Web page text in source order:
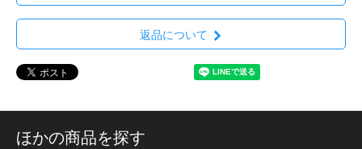
返品について
ほかの商品を探す